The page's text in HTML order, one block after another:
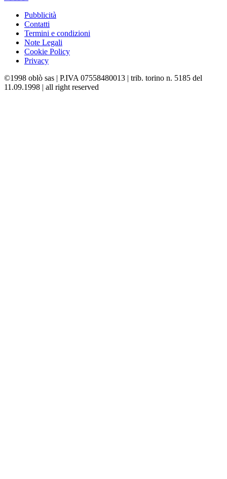
Pubblicità
Contatti
Termini e condizioni
Note Legali
Cookie Policy
Privacy
©1998 oblò sas | P.IVA 07558480013 | trib. torino n. 5185 del
11.09.1998 | all right reserved